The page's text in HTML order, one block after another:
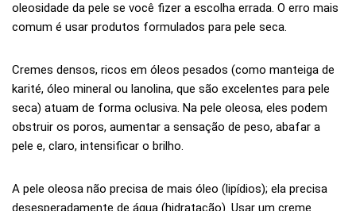
oleosidade da pele se você fizer a escolha errada. O erro mais
comum é usar produtos formulados para pele seca.
Cremes densos, ricos em óleos pesados (como manteiga de
karité, óleo mineral ou lanolina, que são excelentes para pele
seca) atuam de forma oclusiva. Na pele oleosa, eles podem
obstruir os poros, aumentar a sensação de peso, abafar a
pele e, claro, intensificar o brilho.
A pele oleosa não precisa de mais óleo (lipídios); ela precisa
desesperadamente de água (hidratação). Usar um creme